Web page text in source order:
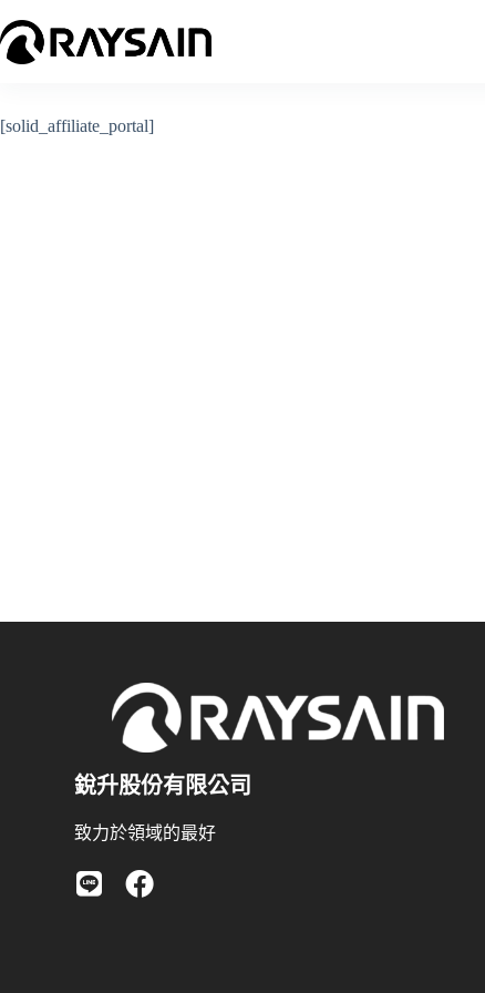
[solid_affiliate_portal]
銳升股份有限公司
致力於領域的最好